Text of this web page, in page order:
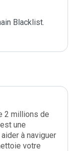
Blacklist.
2 millions de
une
à naviguer
votre